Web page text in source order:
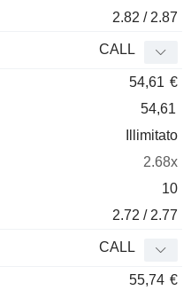
2.82 / 2.87
CALL
54,61 €
54,61
Illimitato
2.68x
10
2.72 / 2.77
CALL
55,74 €